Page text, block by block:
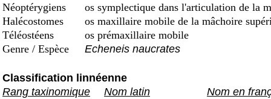
Néoptérygiens
os symplectique dans l'articulation de la
Halécostomes
os maxillaire mobile de la mâchoire
Téléostéens
os prémaxillaire mobile
Genre / Espèce
Echeneis naucrates
Classification linnéenne
Rang taxinomique
Nom latin
Nom en